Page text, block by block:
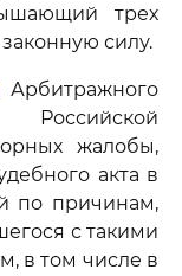
трех
силу.
Арбитражного
Российской
жалобы,
акта в
по причинам,
с такими
в том числе в